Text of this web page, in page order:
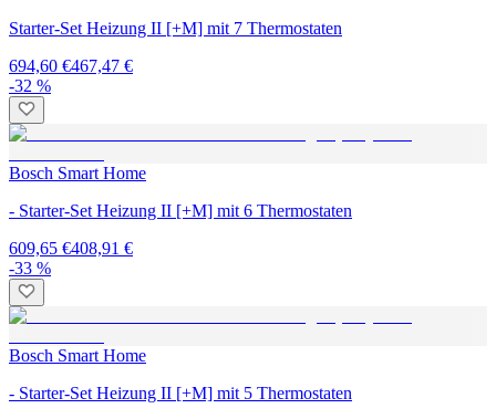
Starter-Set Heizung II [+M] mit 7 Thermostaten
694,60 €467,47 €
-32 %
Bosch Smart Home
- Starter-Set Heizung II [+M] mit 6 Thermostaten
609,65 €408,91 €
-33 %
Bosch Smart Home
- Starter-Set Heizung II [+M] mit 5 Thermostaten